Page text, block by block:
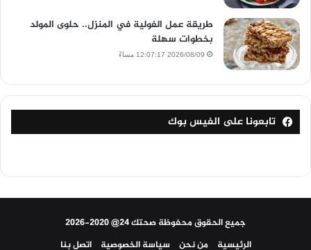
طريقة عمل الفولية في المنزل.. حلوى المولد
بخطوات سهلة
2026/08/09 12:07:17 مساءً
تابعونا على الفيس بوك
جميع الحقوق محفوظة صحتك 24@ 2020-2026
الرئيسية
من نحن سياسة الخصوصية اتصل بنا